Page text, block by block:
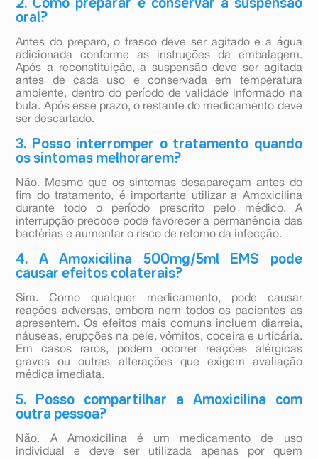
2. Como preparar e conservar a suspensão
oral?
Antes do preparo, o frasco deve ser agitado e a água
adicionada conforme as instruções da embalagem.
Após a reconstituição, a suspensão deve ser agitada
antes de cada uso e conservada em temperatura
ambiente, dentro do período de validade informado na
bula. Após esse prazo, o restante do medicamento deve
ser descartado.
3. Posso interromper o tratamento quando
os sintomas melhorarem?
Não. Mesmo que os sintomas desapareçam antes do
fim do tratamento, é importante utilizar a Amoxicilina
durante todo o período prescrito pelo médico. A
interrupção precoce pode favorecer a permanência das
bactérias e aumentar o risco de retorno da infecção.
4. A Amoxicilina 500mg/5ml EMS pode
causar efeitos colaterais?
Sim. Como qualquer medicamento, pode causar
reações adversas, embora nem todos os pacientes as
apresentem. Os efeitos mais comuns incluem diarreia,
náuseas, erupções na pele, vômitos, coceira e urticária.
Em casos raros, podem ocorrer reações alérgicas
graves ou outras alterações que exigem avaliação
médica imediata.
5. Posso compartilhar a Amoxicilina com
outra pessoa?
Não. A Amoxicilina é um medicamento de uso
individual e deve ser utilizada apenas por quem